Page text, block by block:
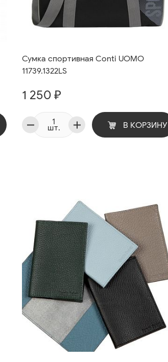
Сумка спортивная Conti UOMO
11739.1322LS
1 250 ₽
шт. В КОРЗИНУ